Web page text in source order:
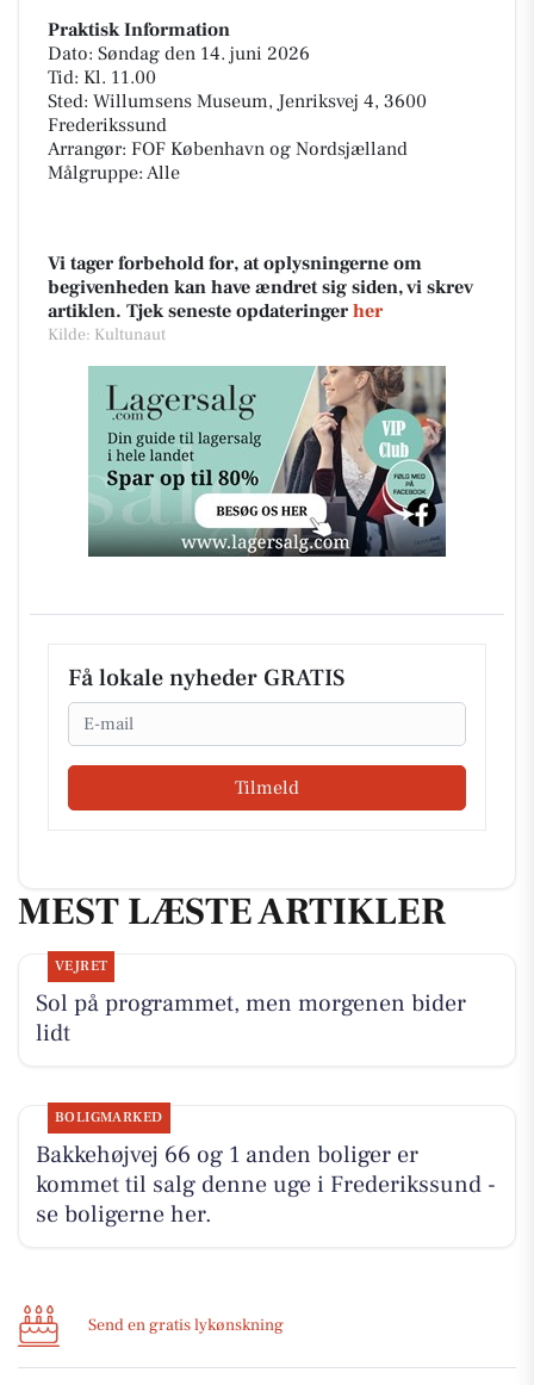
Praktisk Information
Dato: Søndag den 14. juni 2026
Tid: Kl. 11.00
Sted: Willumsens Museum, Jenriksvej 4, 3600
Frederikssund
Arrangør: FOF København og Nordsjælland
Målgruppe: Alle
Vi tager forbehold for, at oplysningerne om
begivenheden kan have ændret sig siden, vi skrev
artiklen. Tjek seneste opdateringer her
Kilde: Kultunaut
Få lokale nyheder GRATIS
Email
Tilmeld
MEST LÆSTE ARTIKLER
VEJRET
Sol på programmet, men morgenen bider
lidt
BOLIGMARKED
Bakkehøjvej 66 og 1 anden boliger er
kommet til salg denne uge i Frederikssund -
se boligerne her.
Send en gratis lykønskning